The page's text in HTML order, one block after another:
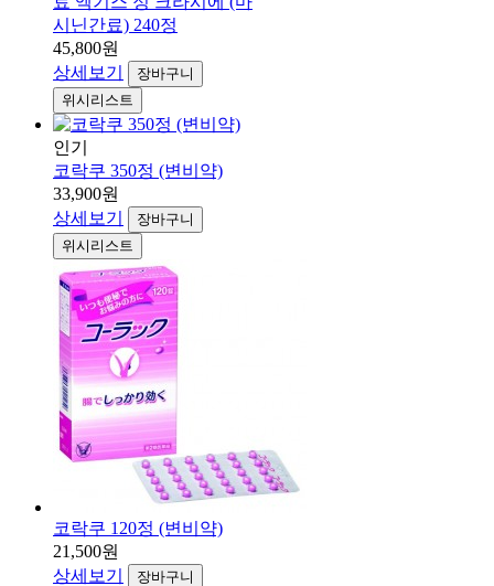
시닌간료) 240정
45,800원
상세보기
장바구니
위시리스트
인기
코락쿠 350정 (변비약)
33,900원
상세보기
장바구니
위시리스트
코락쿠 120정 (변비약)
21,500원
상세보기
장바구니